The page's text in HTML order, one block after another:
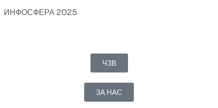
ИНФОСФЕРА 2025
ЧЗВ
ЗА НАС